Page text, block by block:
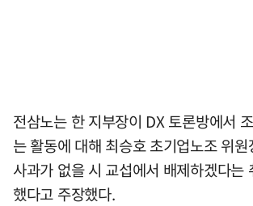
전삼노는 한 지부장이 DX 토론방에서
는 활동에 대해 최승호 초기업노조 위
사과가 없을 시 교섭에서 배제하겠다는
했다고 주장했다.